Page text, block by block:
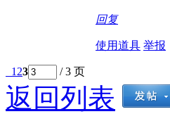
回复
使用道具 举报
1 23 / 3 页
返回列表